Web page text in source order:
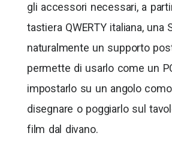
gli accessori necessari, a
tastiera QWERTY italiana, una
naturalmente un supporto
permette di usarlo come un
impostarlo su un angolo
disegnare o poggiarlo sul
film dal divano.